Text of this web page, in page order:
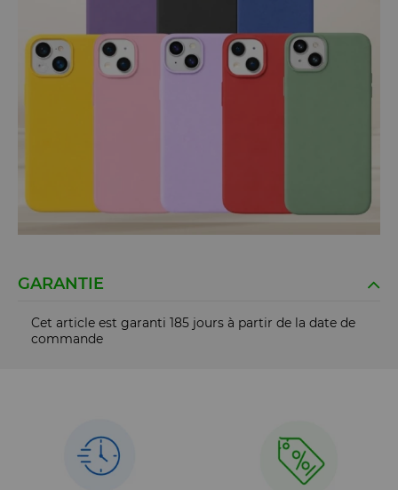
GARANTIE
Cet article est garanti 185 jours à partir de la date de
commande